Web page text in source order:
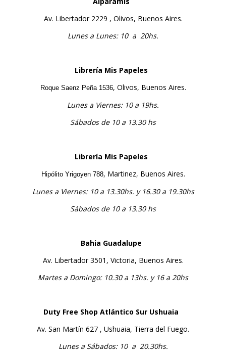
Av. Libertador 2229 , Olivos, Buenos Aires.
Lunes a Lunes: 10 a 20hs.
Librería Mis Papeles
Roque Saenz Peña 1536, Olivos, Buenos Aires.
Lunes a Viernes: 10 a 19hs.
Sábados de 10 a 13.30 hs
Librería Mis Papeles
Hipólito Yrigoyen 788, Martinez, Buenos Aires.
Lunes a Viernes: 10 a 13.30hs. y 16.30 a 19.30hs
Sábados de 10 a 13.30 hs
Bahia Guadalupe
Av. Libertador 3501 , Victoria, Buenos Aires.
Martes a Domingo: 10.30 a 13hs. y 16 a 20hs
Duty Free Shop Atlántico Sur Ushuaia
Av. San Martín 627 , Ushuaia, Tierra del Fuego.
Lunes a Sábados: 10 a 20.30hs.